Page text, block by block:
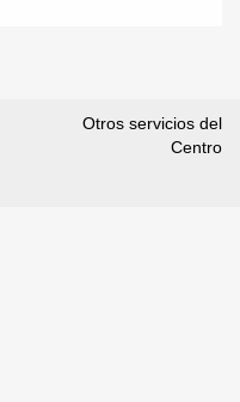
Otros servicios del
Centro